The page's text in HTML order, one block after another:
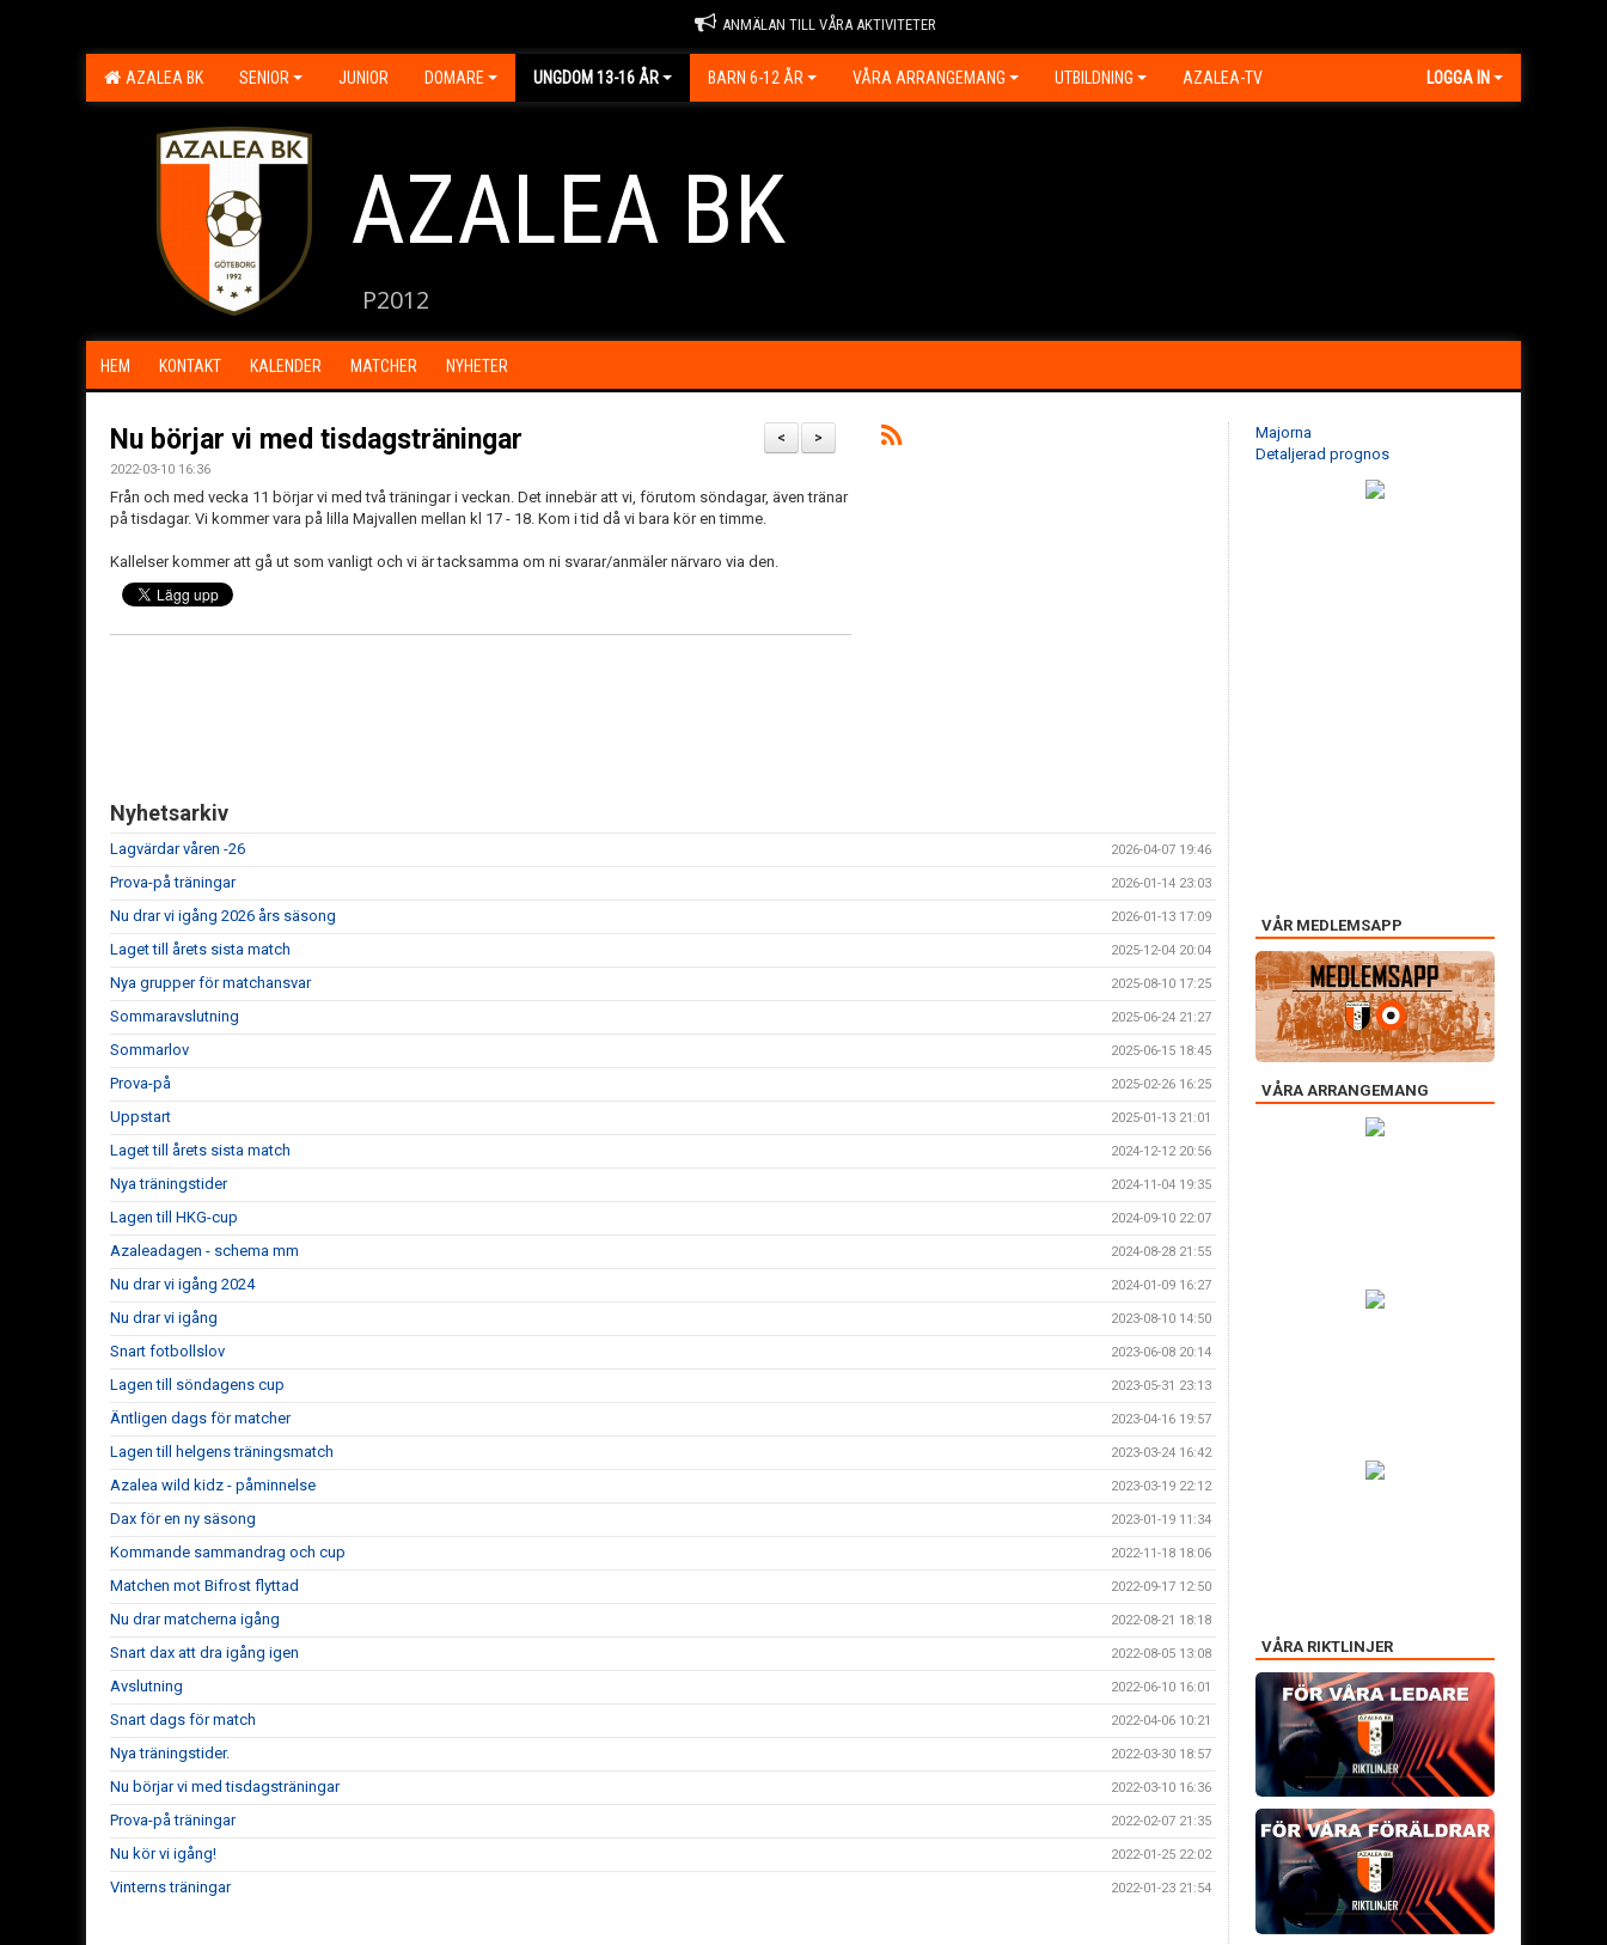
ANMÄLAN TILL VÅRA AKTIVITETER
AZALEA BK SENIOR JUNIOR DOMARE UNGDOM 13-16 ÅR BARN 6-12 ÅR VÅRA ARRANGEMANG UTBILDNING AZALEA-TV LOGGA IN
AZALEA BK
P2012
HEM KONTAKT KALENDER MATCHER NYHETER
>
<
Nu börjar vi med tisdagsträningar
2022-03-10 16:36
Från och med vecka 11 börjar vi med två träningar i veckan. Det innebär att vi, förutom söndagar, även tränar
på tisdagar. Vi kommer vara på lilla Majvallen mellan kl 17 - 18. Kom i tid då vi bara kör en timme.
Kallelser kommer att gå ut som vanligt och vi är tacksamma om ni svarar/anmäler närvaro via den.
Nyhetsarkiv
Lagvärdar våren -26 2026-04-07 19:46
Prova-på träningar 2026-01-14 23:03
Nu drar vi igång 2026 års säsong 2026-01-13 17:09
Laget till årets sista match 2025-12-04 20:04
Nya grupper för matchansvar 2025-08-10 17:25
Sommaravslutning 2025-06-24 21:27
Sommarlov 2025-06-15 18:45
Prova-på 2025-02-26 16:25
Uppstart 2025-01-13 21:01
Laget till årets sista match 2024-12-12 20:56
Nya träningstider 2024-11-04 19:35
Lagen till HKG-cup 2024-09-10 22:07
Azaleadagen - schema mm 2024-08-28 21:55
Nu drar vi igång 2024 2024-01-09 16:27
Nu drar vi igång 2023-08-10 14:50
Snart fotbollslov 2023-06-08 20:14
Lagen till söndagens cup 2023-05-31 23:13
Äntligen dags för matcher 2023-04-16 19:57
Lagen till helgens träningsmatch 2023-03-24 16:42
Azalea wild kidz - påminnelse 2023-03-19 22:12
Dax för en ny säsong 2023-01-19 11:34
Kommande sammandrag och cup 2022-11-18 18:06
Matchen mot Bifrost flyttad 2022-09-17 12:50
Nu drar matcherna igång 2022-08-21 18:18
Snart dax att dra igång igen 2022-08-05 13:08
Avslutning 2022-06-10 16:01
Snart dags för match 2022-04-06 10:21
Nya träningstider. 2022-03-30 18:57
Nu börjar vi med tisdagsträningar 2022-03-10 16:36
Prova-på träningar 2022-02-07 21:35
Nu kör vi igång! 2022-01-25 22:02
Vinterns träningar 2022-01-23 21:54
Majorna
Detaljerad prognos
VÅR MEDLEMSAPP
VÅRA ARRANGEMANG
VÅRA RIKTLINJER